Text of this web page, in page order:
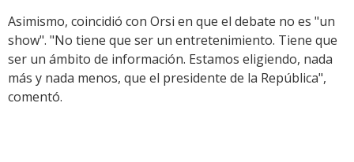
Asimismo, coincidió con Orsi en que el debate no es "un
show". "No tiene que ser un entretenimiento. Tiene que
ser un ámbito de información. Estamos eligiendo, nada
más y nada menos, que el presidente de la República",
comentó.